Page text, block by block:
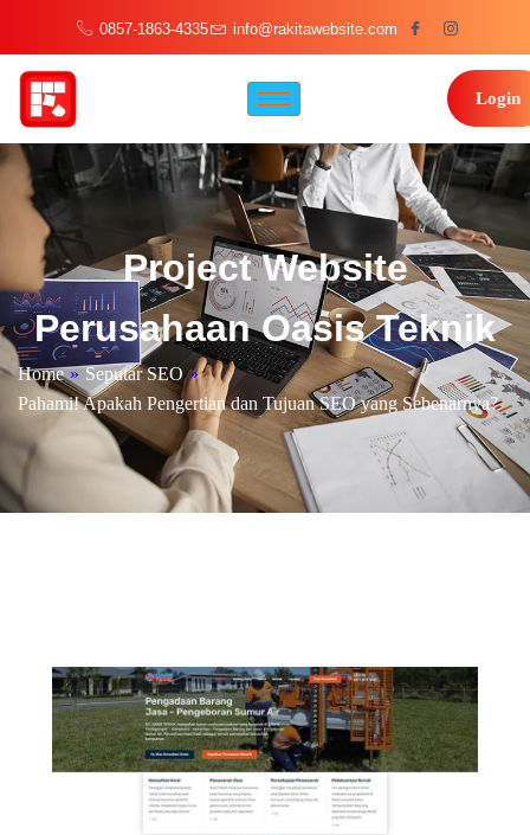
0857-1863-4335 info@rakitawebsite.com
Login
Project Website
Perusahaan Oasis Teknik
Home » Seputar SEO »
Pahami! Apakah Pengertian dan Tujuan SEO yang Sebenarnya?